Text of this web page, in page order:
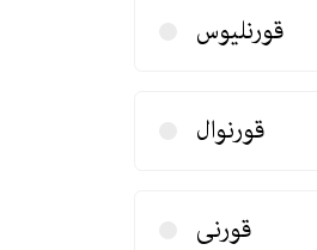
قورنلیوس
قورنوال
قورنی